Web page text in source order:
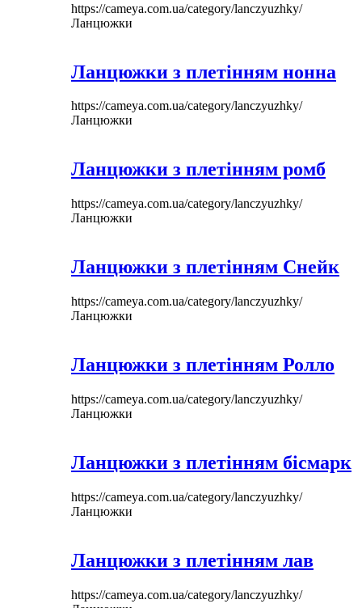
https://cameya.com.ua/category/lanczyuzhky/
Ланцюжки
Ланцюжки з плетінням нонна
https://cameya.com.ua/category/lanczyuzhky/
Ланцюжки
Ланцюжки з плетінням ромб
https://cameya.com.ua/category/lanczyuzhky/
Ланцюжки
Ланцюжки з плетінням Снейк
https://cameya.com.ua/category/lanczyuzhky/
Ланцюжки
Ланцюжки з плетінням Ролло
https://cameya.com.ua/category/lanczyuzhky/
Ланцюжки
Ланцюжки з плетінням бісмарк
https://cameya.com.ua/category/lanczyuzhky/
Ланцюжки
Ланцюжки з плетінням лав
https://cameya.com.ua/category/lanczyuzhky/